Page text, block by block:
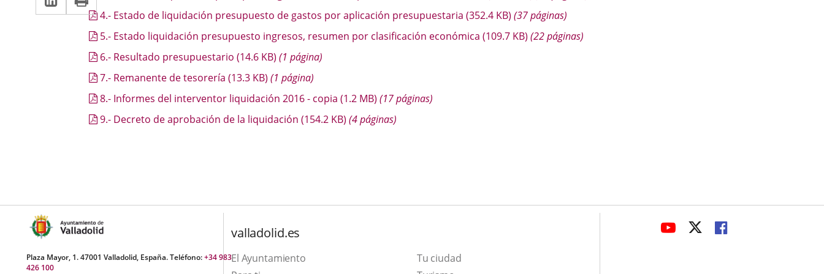
aplicación
externa.
aplicación
externa.
a
aplicación
externa.
4.- Estado de liquidación presupuesto de gastos por aplicación presupuestaria (352.4 KB) (37 páginas)
5.- Estado liquidación presupuesto ingresos, resumen por clasificación económica (109.7 KB) (22 páginas)
6.- Resultado presupuestario (14.6 KB) (1 página)
7.- Remanente de tesorería (13.3 KB) (1 página)
8.- Informes del interventor liquidación 2016 - copia (1.2 MB) (17 páginas)
9.- Decreto de aprobación de la liquidación (154.2 KB) (4 páginas)
Plaza Mayor, 1. 47001 Valladolid, España. Teléfono:+34 983
426 100
valladolid.es
El Ayuntamiento
Tu ciudad
ENLACEENLACEENLACE